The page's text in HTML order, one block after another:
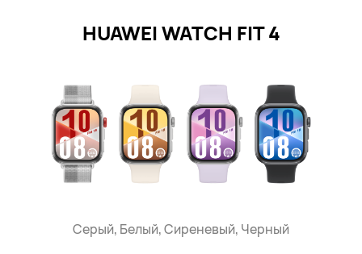
HUAWEI WATCH FIT 4
Серый, Белый, Сиреневый, Черный